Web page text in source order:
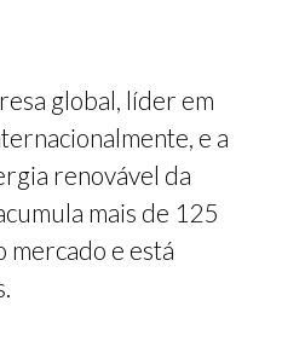
global, líder em
e a
renovável da
mais de 125
mercado e está